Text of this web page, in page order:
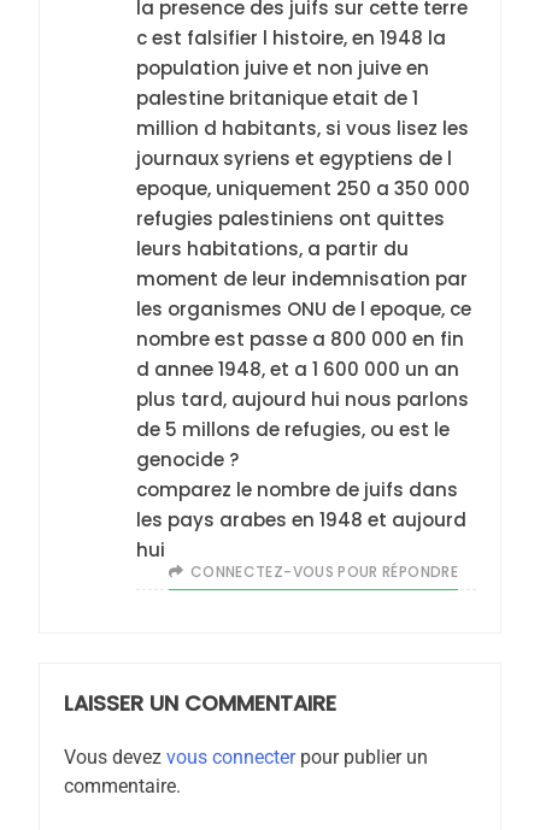
la presence des juifs sur cette terre
c est falsifier l histoire, en 1948 la
population juive et non juive en
palestine britanique etait de 1
million d habitants, si vous lisez les
journaux syriens et egyptiens de l
epoque, uniquement 250 a 350 000
refugies palestiniens ont quittes
leurs habitations, a partir du
moment de leur indemnisation par
les organismes ONU de l epoque, ce
nombre est passe a 800 000 en fin
d annee 1948, et a 1 600 000 un an
plus tard, aujourd hui nous parlons
de 5 millons de refugies, ou est le
genocide ?
comparez le nombre de juifs dans
les pays arabes en 1948 et aujourd
hui
CONNECTEZ-VOUS POUR RÉPONDRE
LAISSER UN COMMENTAIRE
Vous devez vous connecterpour publier un
commentaire.
2025, l’année la plus
meurtrière selon le
rapport d’ADL contre
l’antisémitisme
FRANCE ISRAÉL
FIÈRE, DIGNE ET RÉSILIENTE :
POURQUOI JE REVENDIQUE
MA JUDAÏTE par Thérèse
Zrihen-Dvir
CE QUI NOUS MANQUE –
Jacques Hadida
JUDAISME
Maroc : Les amandes de
1
De Loya Stauber